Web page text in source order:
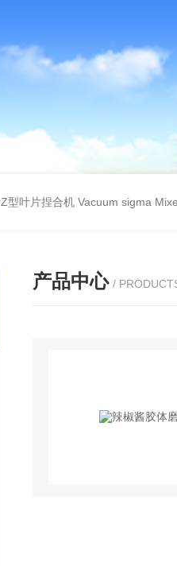
型叶片捏合机 Vacuum sigma
产品中心 /